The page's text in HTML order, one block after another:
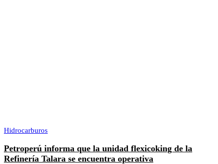
Hidrocarburos
Petroperú informa que la unidad flexicoking de la
Refinería Talara se encuentra operativa